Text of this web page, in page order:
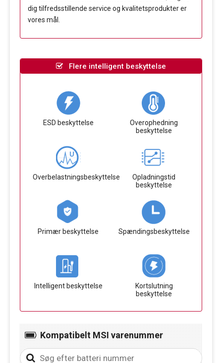
dig tilfredsstillende service og kvalitetsprodukter er
vores mål.
Flere intelligent beskyttelse
ESD beskyttelse
Overophedning
beskyttelse
Overbelastningsbeskyttelse
Opladningstid
beskyttelse
Primær beskyttelse Spændingsbeskyttelse
Intelligent beskyttelse
Kortslutning
beskyttelse
Kompatibelt MSI varenummer